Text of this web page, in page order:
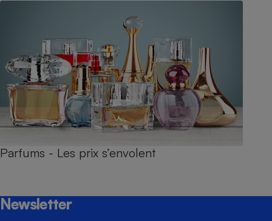
Parfums - Les prix s’envolent
Newsletter